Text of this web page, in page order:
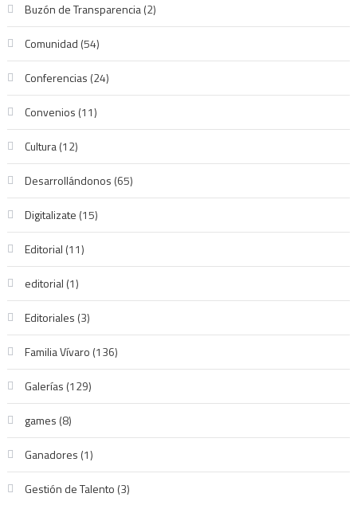
Buzón de Transparencia(2)
Comunidad (54)
Conferencias (24)
Convenios (11)
Cultura(12)
Desarrollándonos (65)
Digitalizate (15)
Editorial (11)
editorial (1)
Editoriales (3)
Familia Vívaro (136)
Galerías (129)
games (8)
Ganadores (1)
Gestión de Talento (3)